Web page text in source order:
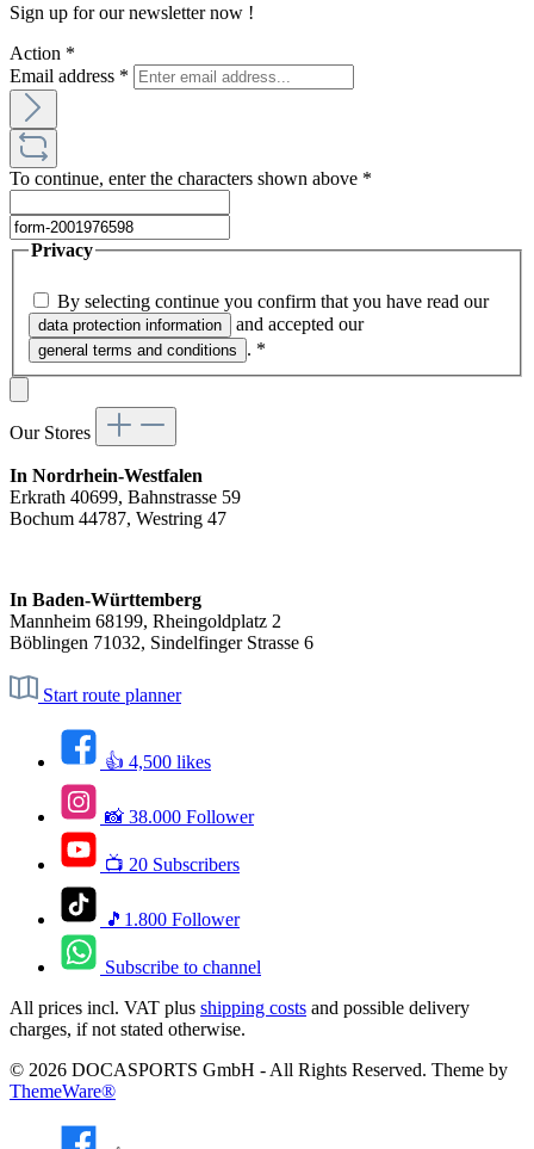
Sign up for our newsletter now !
Action *
Email address *
To continue, enter the characters shown above *
Privacy
By selecting continue you confirm that you have read our
data protection information and accepted our
general terms and conditions . *
Our Stores
In Nordrhein-Westfalen
Erkrath 40699, Bahnstrasse 59
Bochum 44787, Westring 47
In Baden-Württemberg
Mannheim 68199, Rheingoldplatz 2
Böblingen 71032, Sindelfinger Strasse 6
Start route planner
👍 4,500 likes
📸 38.000 Follower
📺 20 Subscribers
🎵1.800 Follower
Subscribe to channel
All prices incl. VAT plus shipping costs and possible delivery
charges, if not stated otherwise.
© 2026 DOCASPORTS GmbH - All Rights Reserved. Theme by
ThemeWare®